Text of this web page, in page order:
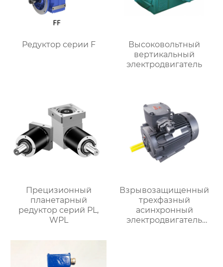
Редуктор серии F
Высоковольтный
вертикальный
электродвигатель
Прецизионный
планетарный
редуктор серий PL,
WPL
Взрывозащищенный
трехфазный
асинхронный
электродвигатель